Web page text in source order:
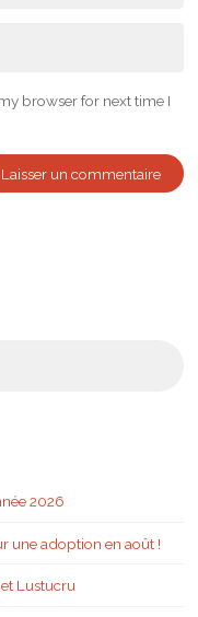
browser for next time I
2026
une adoption en août !
Lustucru